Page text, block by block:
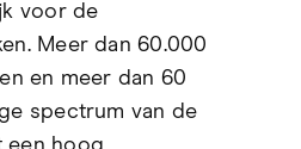
voor de
Meer dan 60.000
en meer dan 60
spectrum van de